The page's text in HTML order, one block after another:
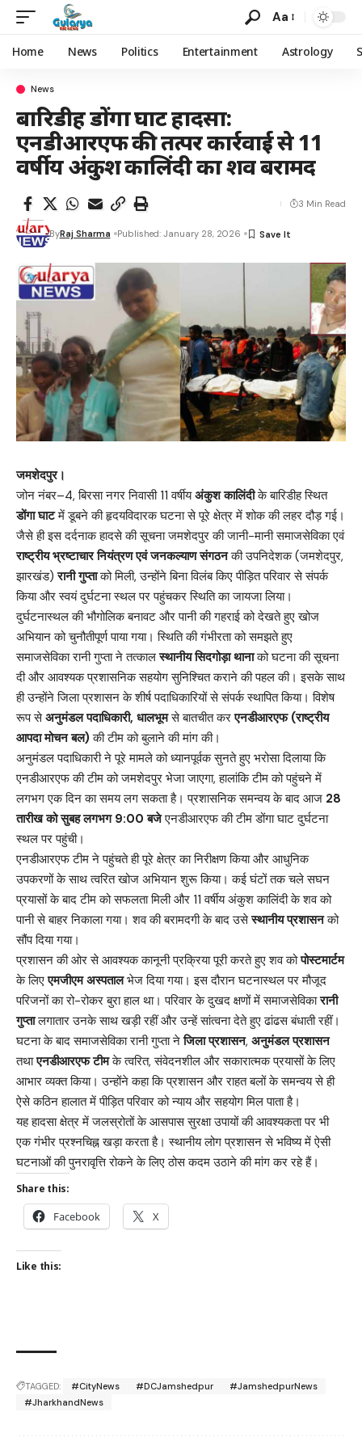
Aa
Home News Politics Entertainment Astrology
News
बारिडीह डोंगा घाट हादसा:
एनडीआरएफ की तत्पर कार्रवाई से 11
वर्षीय अंकुश कालिंदी का शव बरामद
ByRaj Sharma Published: January 28, 2026
3 Min Read
जमशेदपुर।
जोन नंबर–4, बिरसा नगर निवासी 11 वर्षीयअंकुश कालिंदीके बारिडीह स्थित
डोंगा घाटमें डूबने की हृदयविदारक घटना से पूरे क्षेत्र में शोक की लहर दौड़ गई।
जैसे ही इस दर्दनाक हादसे की सूचना जमशेदपुर की जानी-मानी समाजसेविका एवं
राष्ट्रीय भ्रष्टाचार नियंत्रण एवं जनकल्याण संगठनकी उपनिदेशक (जमशेदपुर,
झारखंड)रानी गुप्ताको मिली, उन्होंने बिना विलंब किए पीड़ित परिवार से संपर्क
किया और स्वयं दुर्घटना स्थल पर पहुंचकर स्थिति का जायजा लिया।
दुर्घटनास्थल की भौगोलिक बनावट और पानी की गहराई को देखते हुए खोज
अभियान को चुनौतीपूर्ण पाया गया। स्थिति की गंभीरता को समझते हुए
समाजसेविका रानी गुप्ता ने तत्कालस्थानीय सिदगोड़ा थानाको घटना की सूचना
दी और आवश्यक प्रशासनिक सहयोग सुनिश्चित कराने की पहल की। इसके साथ
ही उन्होंने जिला प्रशासन के शीर्ष पदाधिकारियों से संपर्क स्थापित किया। विशेष
रूप सेअनुमंडल पदाधिकारी, धालभूमसे बातचीत करएनडीआरएफ (राष्ट्रीय
आपदा मोचन बल) की टीम को बुलाने की मांग की।
अनुमंडल पदाधिकारी ने पूरे मामले को ध्यानपूर्वक सुनते हुए भरोसा दिलाया कि
एनडीआरएफ की टीम को जमशेदपुर भेजा जाएगा, हालांकि टीम को पहुंचने में
लगभग एक दिन का समय लग सकता है। प्रशासनिक समन्वय के बाद आज 28
तारीख को सुबह लगभग 9:00 बजेएनडीआरएफ की टीम डोंगा घाट दुर्घटना
स्थल पर पहुंची।
एनडीआरएफ टीम ने पहुंचते ही पूरे क्षेत्र का निरीक्षण किया और आधुनिक
उपकरणों के साथ त्वरित खोज अभियान शुरू किया। कई घंटों तक चले सघन
प्रयासों के बाद टीम को सफलता मिली और 11 वर्षीय अंकुश कालिंदी के शव को
पानी से बाहर निकाला गया। शव की बरामदगी के बाद उसेस्थानीय प्रशासनको
सौंप दिया गया।
प्रशासन की ओर से आवश्यक कानूनी प्रक्रिया पूरी करते हुए शव कोपोस्टमार्टम
के लिएएमजीएम अस्पतालभेज दिया गया। इस दौरान घटनास्थल पर मौजूद
परिजनों का रो-रोकर बुरा हाल था। परिवार के दुखद क्षणों में समाजसेविकारानी
गुप्तालगातार उनके साथ खड़ी रहीं और उन्हें सांत्वना देते हुए ढांढस बंधाती रहीं।
घटना के बाद समाजसेविका रानी गुप्ता नेजिला प्रशासन, अनुमंडल प्रशासन
तथाएनडीआरएफ टीमके त्वरित, संवेदनशील और सकारात्मक प्रयासों के लिए
आभार व्यक्त किया। उन्होंने कहा कि प्रशासन और राहत बलों के समन्वय से ही
ऐसे कठिन हालात में पीड़ित परिवार को न्याय और सहयोग मिल पाता है।
यह हादसा क्षेत्र में जलस्रोतों के आसपास सुरक्षा उपायों की आवश्यकता पर भी
एक गंभीर प्रश्नचिह्न खड़ा करता है। स्थानीय लोग प्रशासन से भविष्य में ऐसी
घटनाओं की पुनरावृत्ति रोकने के लिए ठोस कदम उठाने की मांग कर रहे हैं।
Share this:
Facebook X
Like this:
TAGGED: #CityNews #DCJamshedpur
#JamshedpurNews
#JharkhandNews